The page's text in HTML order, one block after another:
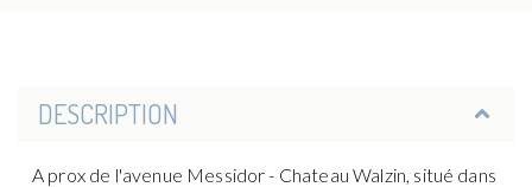
DESCRIPTION
A prox de l'avenue Messidor - Chateau Walzin, situé dans